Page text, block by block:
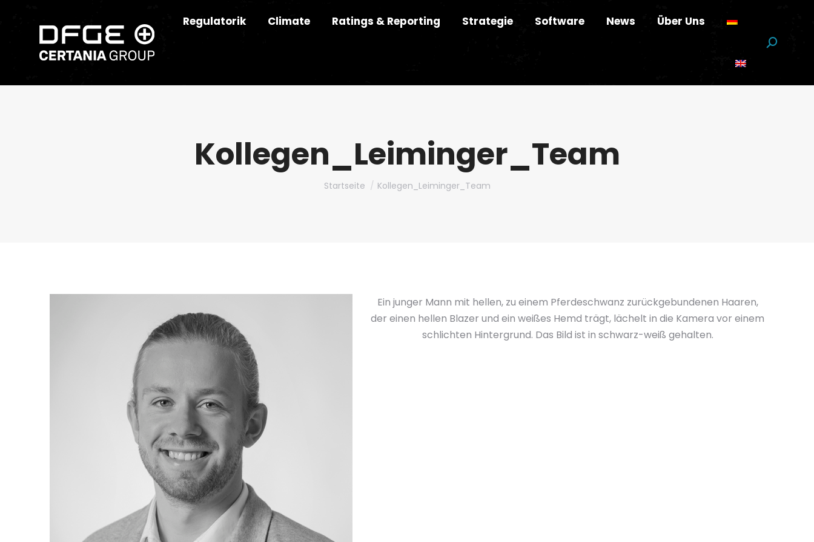
Regulatorik Climate Ratings & Reporting Strategie Software News Über Uns
Suchen:
Kollegen_Leiminger_Team
Du bist hier:
Startseite Kollegen_Leiminger_Team
Ein junger Mann mit hellen, zu einem Pferdeschwanz zurückgebundenen Haaren,
der einen hellen Blazer und ein weißes Hemd trägt, lächelt in die Kamera vor einem
schlichten Hintergrund. Das Bild ist in schwarz-weiß gehalten.